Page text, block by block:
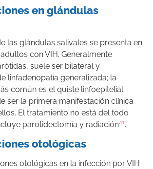
en glándulas
las glándulas salivales se presenta en
con VIH. Generalmente
suele ser bilateral y
linfadenopatía generalizada; la
común es el quiste linfoepitelial
ser la primera manifestación clínica
El tratamiento no está del todo
parotidectomía y radiación41.
otológicas
otológicas en la infección por VIH